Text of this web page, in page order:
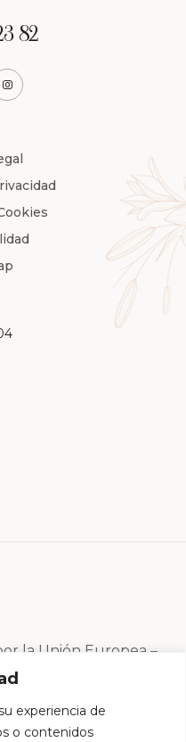
experiencia de
o contenidos
82
la Unión Europea –
EU